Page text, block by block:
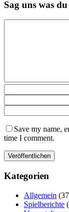
Sag uns was
Save my name,
time I comment.
Kategorien
Allgemein
Spielberichte